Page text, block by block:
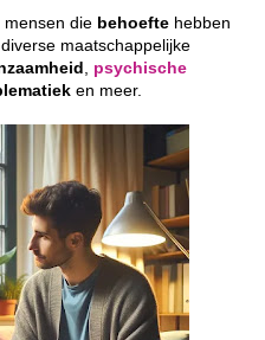
mensen die behoefte hebben
maatschappelijke
psychische
en meer.